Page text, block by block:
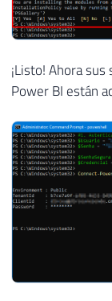
¡Listo! Ahora
Power BI están